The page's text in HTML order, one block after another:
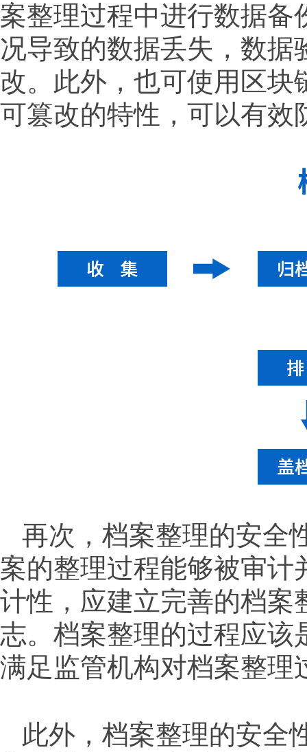
案整理过程中进行数据备
况导致的数据丢失，数据
改。此外，也可使用区块
可篡改的特性，可以有效
再次，档案整理的安全
案的整理过程能够被审计
计性，应建立完善的档案
志。档案整理的过程应该
满足监管机构对档案整理
此外，档案整理的安全